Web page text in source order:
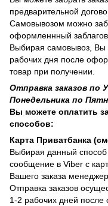
предварительной
Самовывозом можно
оформленнный
Выбирая самовывоз, Вы
рабочих дня после
товар при получении.
Отправка заказов по
Понедельника по
Вы можете оплатить
способов:
Карта Приватбанка
Выбирая данный
сообщение в Viber с
Вашего заказа
Отправка заказов
1-2 рабочих дней после